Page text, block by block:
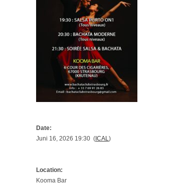
Date:
Juni 16, 2026 19:30 ( ICAL)
Location:
Kooma Bar